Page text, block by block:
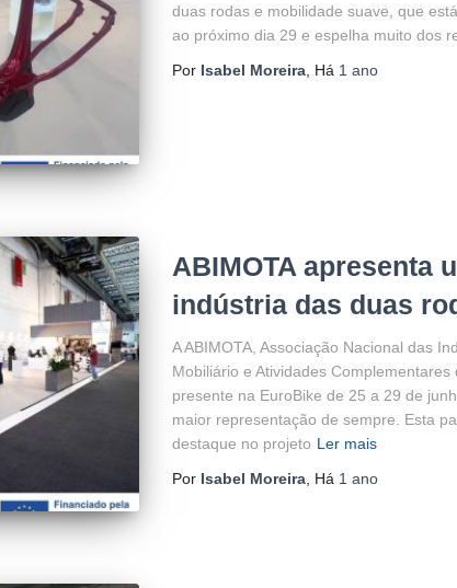
duas rodas e mobilidade suave, que
ao próximo dia 29 e espelha muito dos
Por Isabel Moreira, Há 1 ano
ABIMOTA apresenta
indústria das duas
A ABIMOTA, Associação Nacional das
Mobiliário e Atividades
presente na EuroBike de 25 a 29 de
maior representação de sempre. Esta
destaque no projeto Ler mais
Por Isabel Moreira, Há 1 ano